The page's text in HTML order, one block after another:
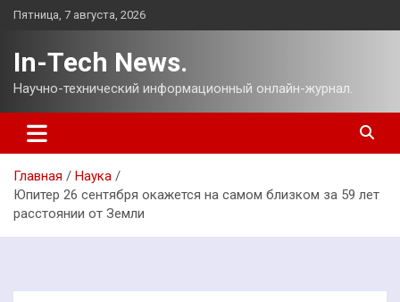
Перейти
Пятница, 7 августа, 2026
In-Tech News.
Научно-технический информационный онлайн-журнал.
Главная
Наука
Юпитер 26 сентября окажется на самом близком за 59 лет
расстоянии от Земли